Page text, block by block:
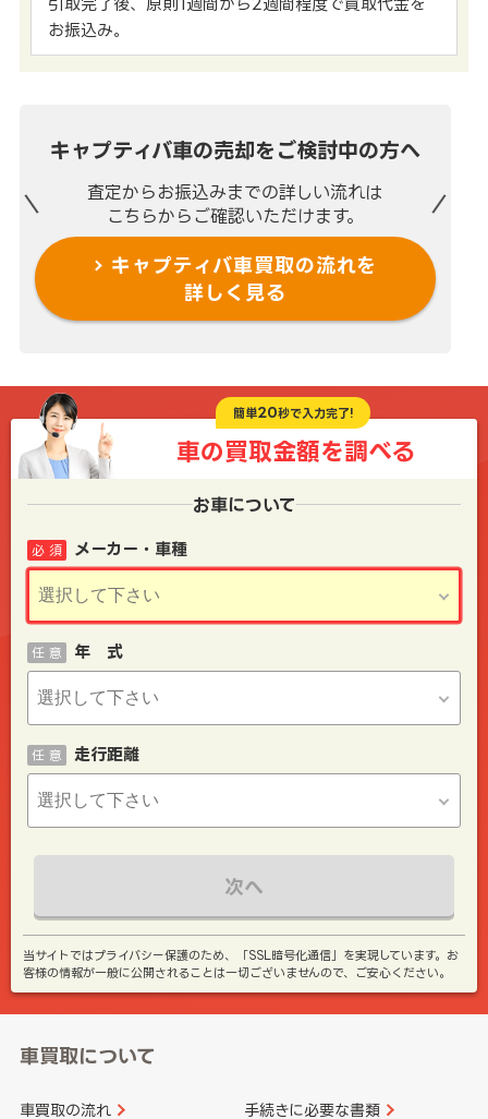
引取完了後、原則1週間から2週間程度で買取代金を
お振込み。
キャプティバ車の売却を ご検討中の方へ
査定からお振込みまでの詳しい流れは
こちらからご確認いただけます。
キャプティバ車買取の流れを
詳しく見る
簡単20秒で入力完了!
車の買取金額を調べる
お車について
メーカー・車種
必 須
年 式
任 意
走行距離
任 意
次へ
当サイトではプライバシー保護のため、「SSL暗号化通信」を実現しています。お
客様の情報が一般に公開されることは一切ございませんので、ご安心ください。
車買取について
車買取の流れ 手続きに必要な書類